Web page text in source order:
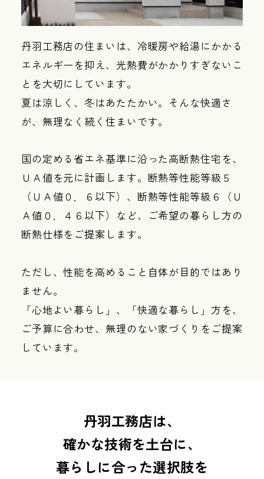
丹羽工務店の住まいは、冷暖房や給湯にかかる
エネルギーを抑え、光熱費がかかりすぎないこ
とを大切にしています。
夏は涼しく、冬はあたたかい。そんな快適さ
が、無理なく続く住まいです。
国の定める省エネ基準に沿った高断熱住宅を、
ＵＡ値を元に計画します。断熱等性能等級５
（ＵＡ値０．６以下）、断熱等性能等級６（Ｕ
Ａ値０．４６以下）など、ご希望の暮らし方の
断熱仕様をご提案します。
ただし、性能を高めること自体が目的ではあり
ません。
「心地よい暮らし」、「快適な暮らし」方を、
ご予算に合わせ、無理のない家づくりをご提案
しています。
丹羽工務店は、
確かな技術を土台に、
暮らしに合った選択肢を